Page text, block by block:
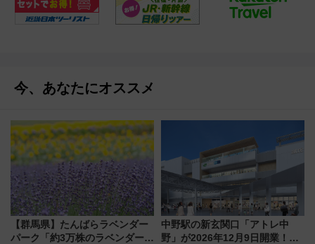
今、あなたにオススメ
【群馬県】たんばらラベンダー
パーク「約3万株のラベンダー」
中野駅の新玄関口「アトレ中
野」が2026年12月9日開業！新